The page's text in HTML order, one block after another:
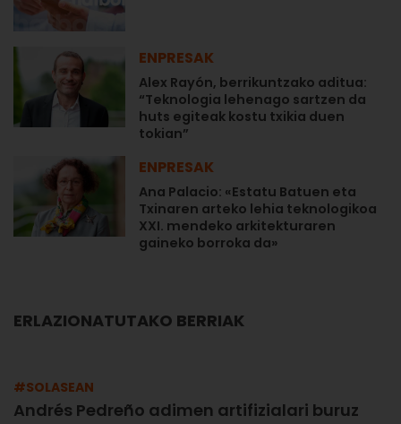
ENPRESAK
Alex Rayón, berrikuntzako aditua:
“Teknologia lehenago sartzen da
huts egiteak kostu txikia duen
tokian”
ENPRESAK
Ana Palacio: «Estatu Batuen eta
Txinaren arteko lehia teknologikoa
XXI. mendeko arkitekturaren
gaineko borroka da»
ERLAZIONATUTAKO BERRIAK
#SOLASEAN
Andrés Pedreño adimen artifizialari buruz